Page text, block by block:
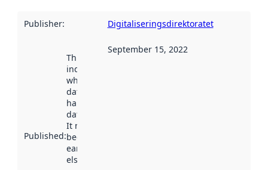
Publisher: Digitaliseringsdirektoratet
Published:
This date
indicates
when the
dataset was
harvested by
data.norge.no.
It may have
been available
earlier
elsewhere.
September 15, 2022